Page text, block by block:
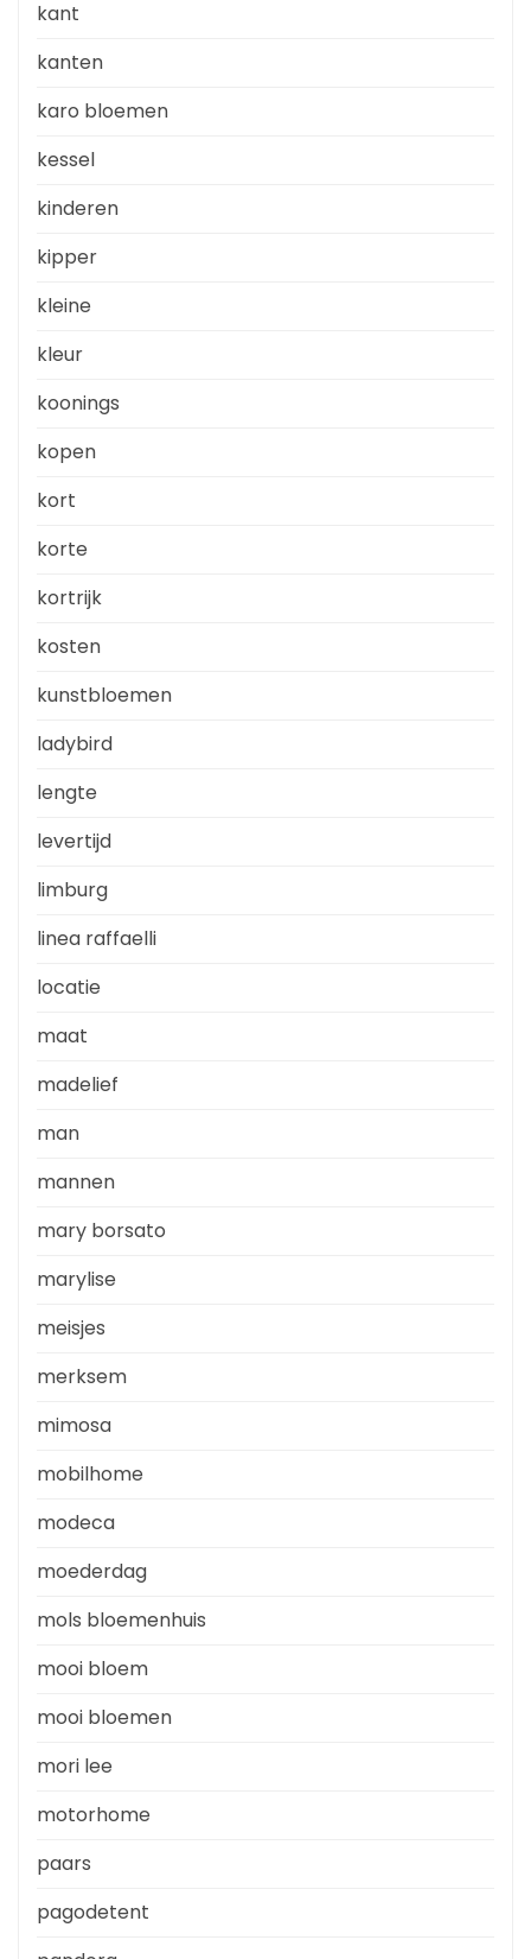
kant
kanten
karo bloemen
kessel
kinderen
kipper
kleine
kleur
koonings
kopen
kort
korte
kortrijk
kosten
kunstbloemen
ladybird
lengte
levertijd
limburg
linea raffaelli
locatie
maat
madelief
man
mannen
mary borsato
marylise
meisjes
merksem
mimosa
mobilhome
modeca
moederdag
mols bloemenhuis
mooi bloem
mooi bloemen
mori lee
motorhome
paars
pagodetent